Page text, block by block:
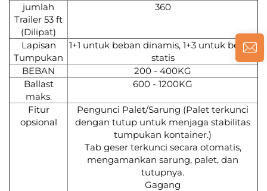
jumlah
Trailer 53 ft
(Dilipat)
360
Lapisan
Tumpukan
1+1 untuk beban dinamis, 1+3 untuk beban
statis
BEBAN
200 - 400KG
Ballast
maks.
600 - 1200KG
Fitur
opsional
Pengunci Palet/Sarung (Palet terkunci
dengan tutup untuk menjaga stabilitas
tumpukan kontainer.)
Tab geser terkunci secara otomatis,
mengamankan sarung, palet, dan
tutupnya.
Gagang